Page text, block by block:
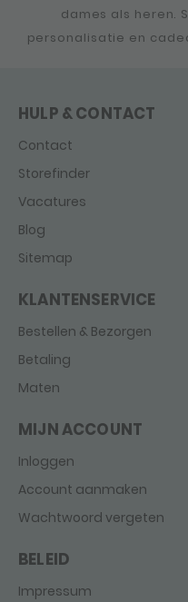
dames als heren.
personalisatie en
HULP & CONTACT
Contact
Storefinder
Vacatures
Blog
Sitemap
KLANTENSERVICE
Bestellen & Bezorgen
Betaling
Maten
MIJN ACCOUNT
Inloggen
Account aanmaken
Wachtwoord vergeten
BELEID
Impressum